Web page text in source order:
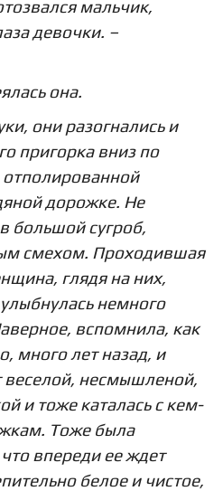
мальчик,
девочки. –
она.
они разогнались и
пригорка вниз по
отполированной
дорожке. Не
большой сугроб,
смехом. Проходившая
глядя на них,
немного
вспомнила, как
много лет назад, и
веселой, несмышленой,
и тоже каталась с кем-
Тоже была
впереди ее ждет
белое и чистое,